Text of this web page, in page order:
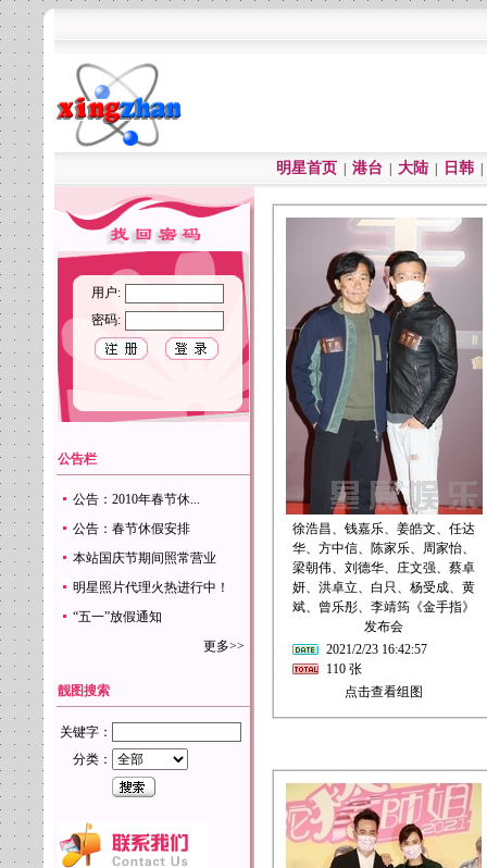
明星首页 港台 大陆 日韩
用户:
密码:
公告栏
公告：2010年春节休...
公告：春节休假安排
本站国庆节期间照常营业
明星照片代理火热进行中！
“五一”放假通知
更多>>
靓图搜索
关键字：
分类：
徐浩昌、钱嘉乐、姜皓文、任达
华、方中信、陈家乐、周家怡、
梁朝伟、刘德华、庄文强、蔡卓
妍、洪卓立、白只、杨受成、黄
斌、曾乐彤、李靖筠《金手指》
发布会
2021/2/23 16:42:57
110 张
点击查看组图